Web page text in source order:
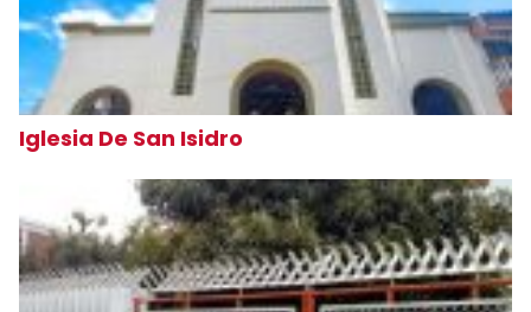
Iglesia De San Isidro